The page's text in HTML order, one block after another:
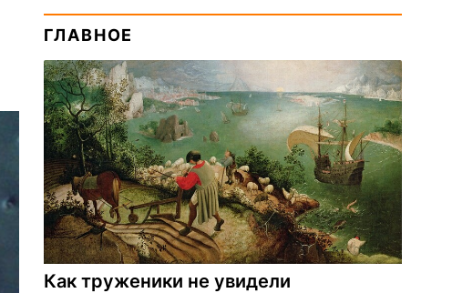
ГЛАВНОЕ
Как труженики не увидели